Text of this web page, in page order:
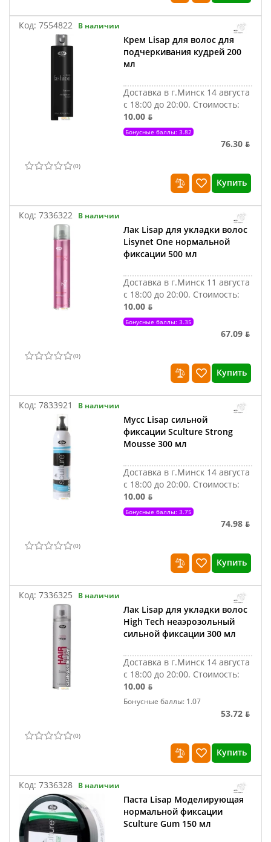
Код: 7554822 В наличии
Крем Lisap для волос для
подчеркивания кудрей 200
мл
Доставка в г.Минск 14 августа
с 18:00 до 20:00. Стоимость:
10.00 ƃ
Бонусные баллы: 3.82
76.30 ƃ
(0)
Купить
Код: 7336322 В наличии
Лак Lisap для укладки волос
Lisynet One нормальной
фиксации 500 мл
Доставка в г.Минск 11 августа
с 18:00 до 20:00. Стоимость:
10.00 ƃ
Бонусные баллы: 3.35
67.09 ƃ
(0)
Купить
Код: 7833921 В наличии
Мусс Lisap сильной
фиксации Sculture Strong
Mousse 300 мл
Доставка в г.Минск 14 августа
с 18:00 до 20:00. Стоимость:
10.00 ƃ
Бонусные баллы: 3.75
74.98 ƃ
(0)
Купить
Код: 7336325 В наличии
Лак Lisap для укладки волос
High Tech неаэрозольный
сильной фиксации 300 мл
Доставка в г.Минск 14 августа
с 18:00 до 20:00. Стоимость:
10.00 ƃ
Бонусные баллы: 1.07
53.72 ƃ
(0)
Купить
Код: 7336328 В наличии
Паста Lisap Моделирующая
нормальной фиксации
Sculture Gum 150 мл